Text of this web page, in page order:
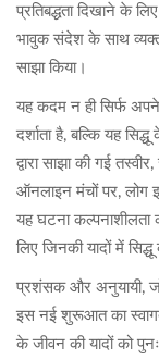
प्रतिबद्धता दिखाने के
भावुक संदेश के साथ व्यक्त
साझा किया।
यह कदम न ही सिर्फ
दर्शाता है, बल्कि यह
द्वारा साझा की गई
ऑनलाइन मंचों पर, लोग
यह घटना कल्पनाशीलता
लिए जिनकी यादों में
प्रशंसक और अनुयायी,
इस नई शुरूआत का
के जीवन की यादों को